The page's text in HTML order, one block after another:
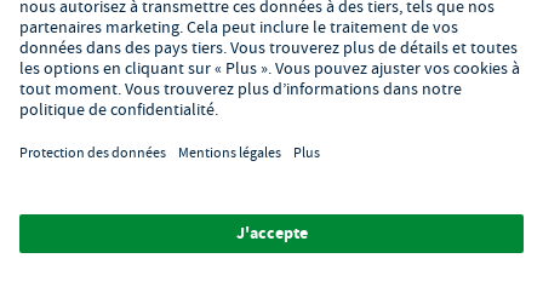
Conditions générales de vente/Protection des données